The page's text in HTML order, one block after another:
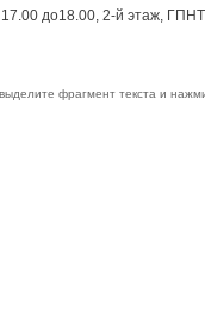
до18.00, 2-й этаж,
фрагмент текста и